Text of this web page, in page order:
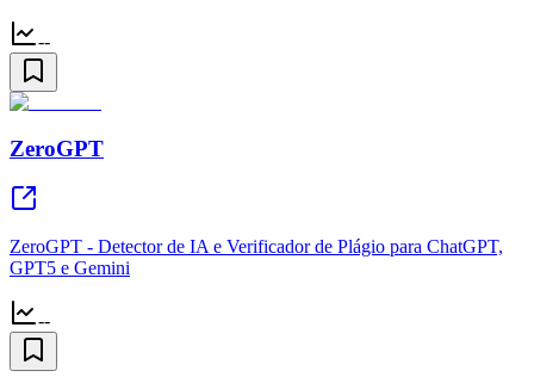
--
ZeroGPT
ZeroGPT - Detector de IA e Verificador de Plágio para ChatGPT,
GPT5 e Gemini
--